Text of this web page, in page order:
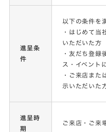
進呈条
件
以下の条件を
・はじめて当
いただいた方
・友だち登録
ス・イベント
・ご来店また
示いただいた
進呈時
期
ご来店・ご来